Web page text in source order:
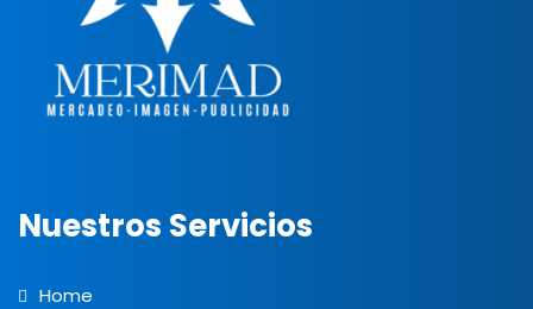
Nuestros Servicios
Home